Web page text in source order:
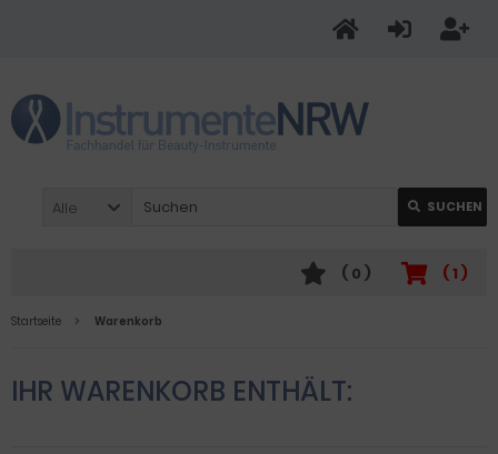
Alle SUCHEN
( 1 )
( 0 )
Startseite Warenkorb
IHR WARENKORB ENTHÄLT: